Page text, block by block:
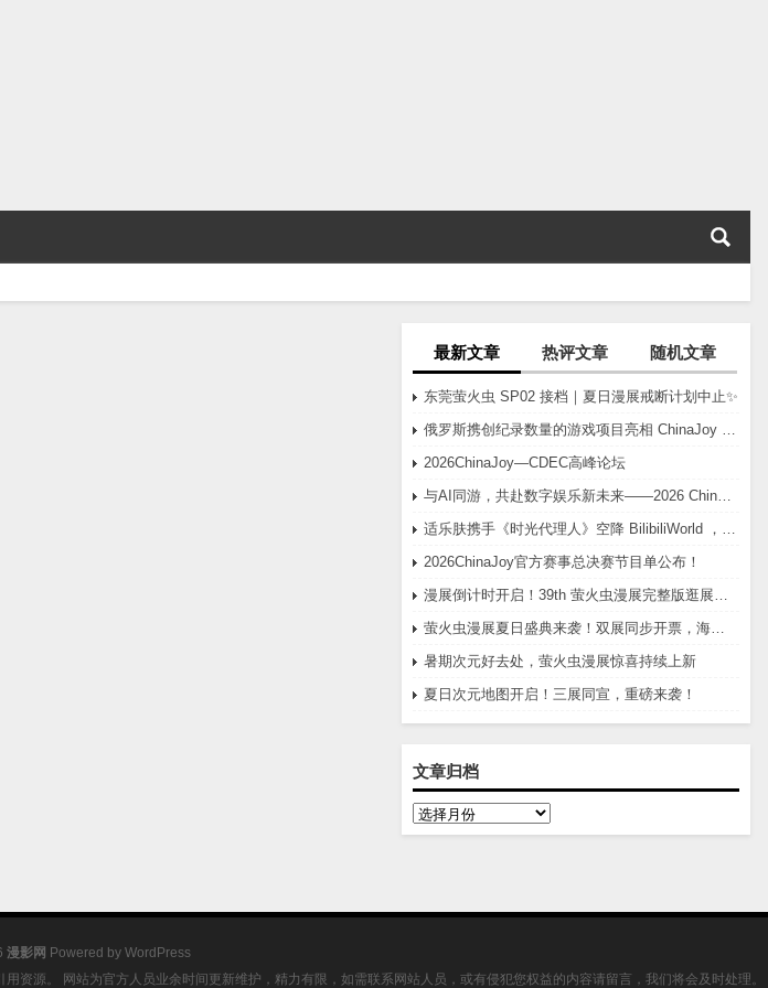
最新文章 热评文章 随机文章
东莞萤火虫 SP02 接档｜夏日漫展戒断计划中止✨
2026ChinaJoy—CDEC高峰论坛
2026ChinaJoy官方赛事总决赛节目单公布！
暑期次元好去处，萤火虫漫展惊喜持续上新
夏日次元地图开启！三展同宣，重磅来袭！
文章归档
文
章
归
漫影网 Powered by WordPress
资源。 网站为官方人员业余时间更新维护，精力有限，如需联系网站人员，或有侵犯您权益的内容请留言，我们将会及时处理。